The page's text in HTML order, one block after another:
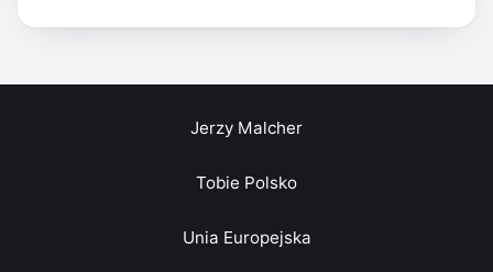
Jerzy Malcher
Tobie Polsko
Unia Europejska